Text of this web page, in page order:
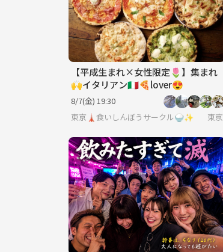
【平成生まれ×女性限定🌷】集まれ
🙌イタリアン🇮🇹🍕lover😍
8/7(金) 19:30
東京🗼食いしんぼうサークル🍚✨
東京